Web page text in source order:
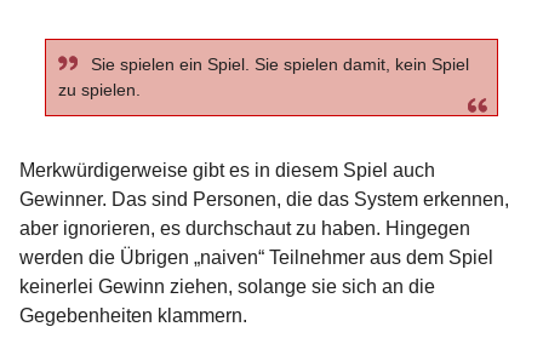
Sie spielen ein Spiel. Sie spielen damit, kein Spiel
zu spielen.
Merkwürdigerweise gibt es in diesem Spiel auch
Gewinner. Das sind Personen, die das System erkennen,
aber ignorieren, es durchschaut zu haben. Hingegen
werden die Übrigen „naiven“ Teilnehmer aus dem Spiel
keinerlei Gewinn ziehen, solange sie sich an die
Gegebenheiten klammern.